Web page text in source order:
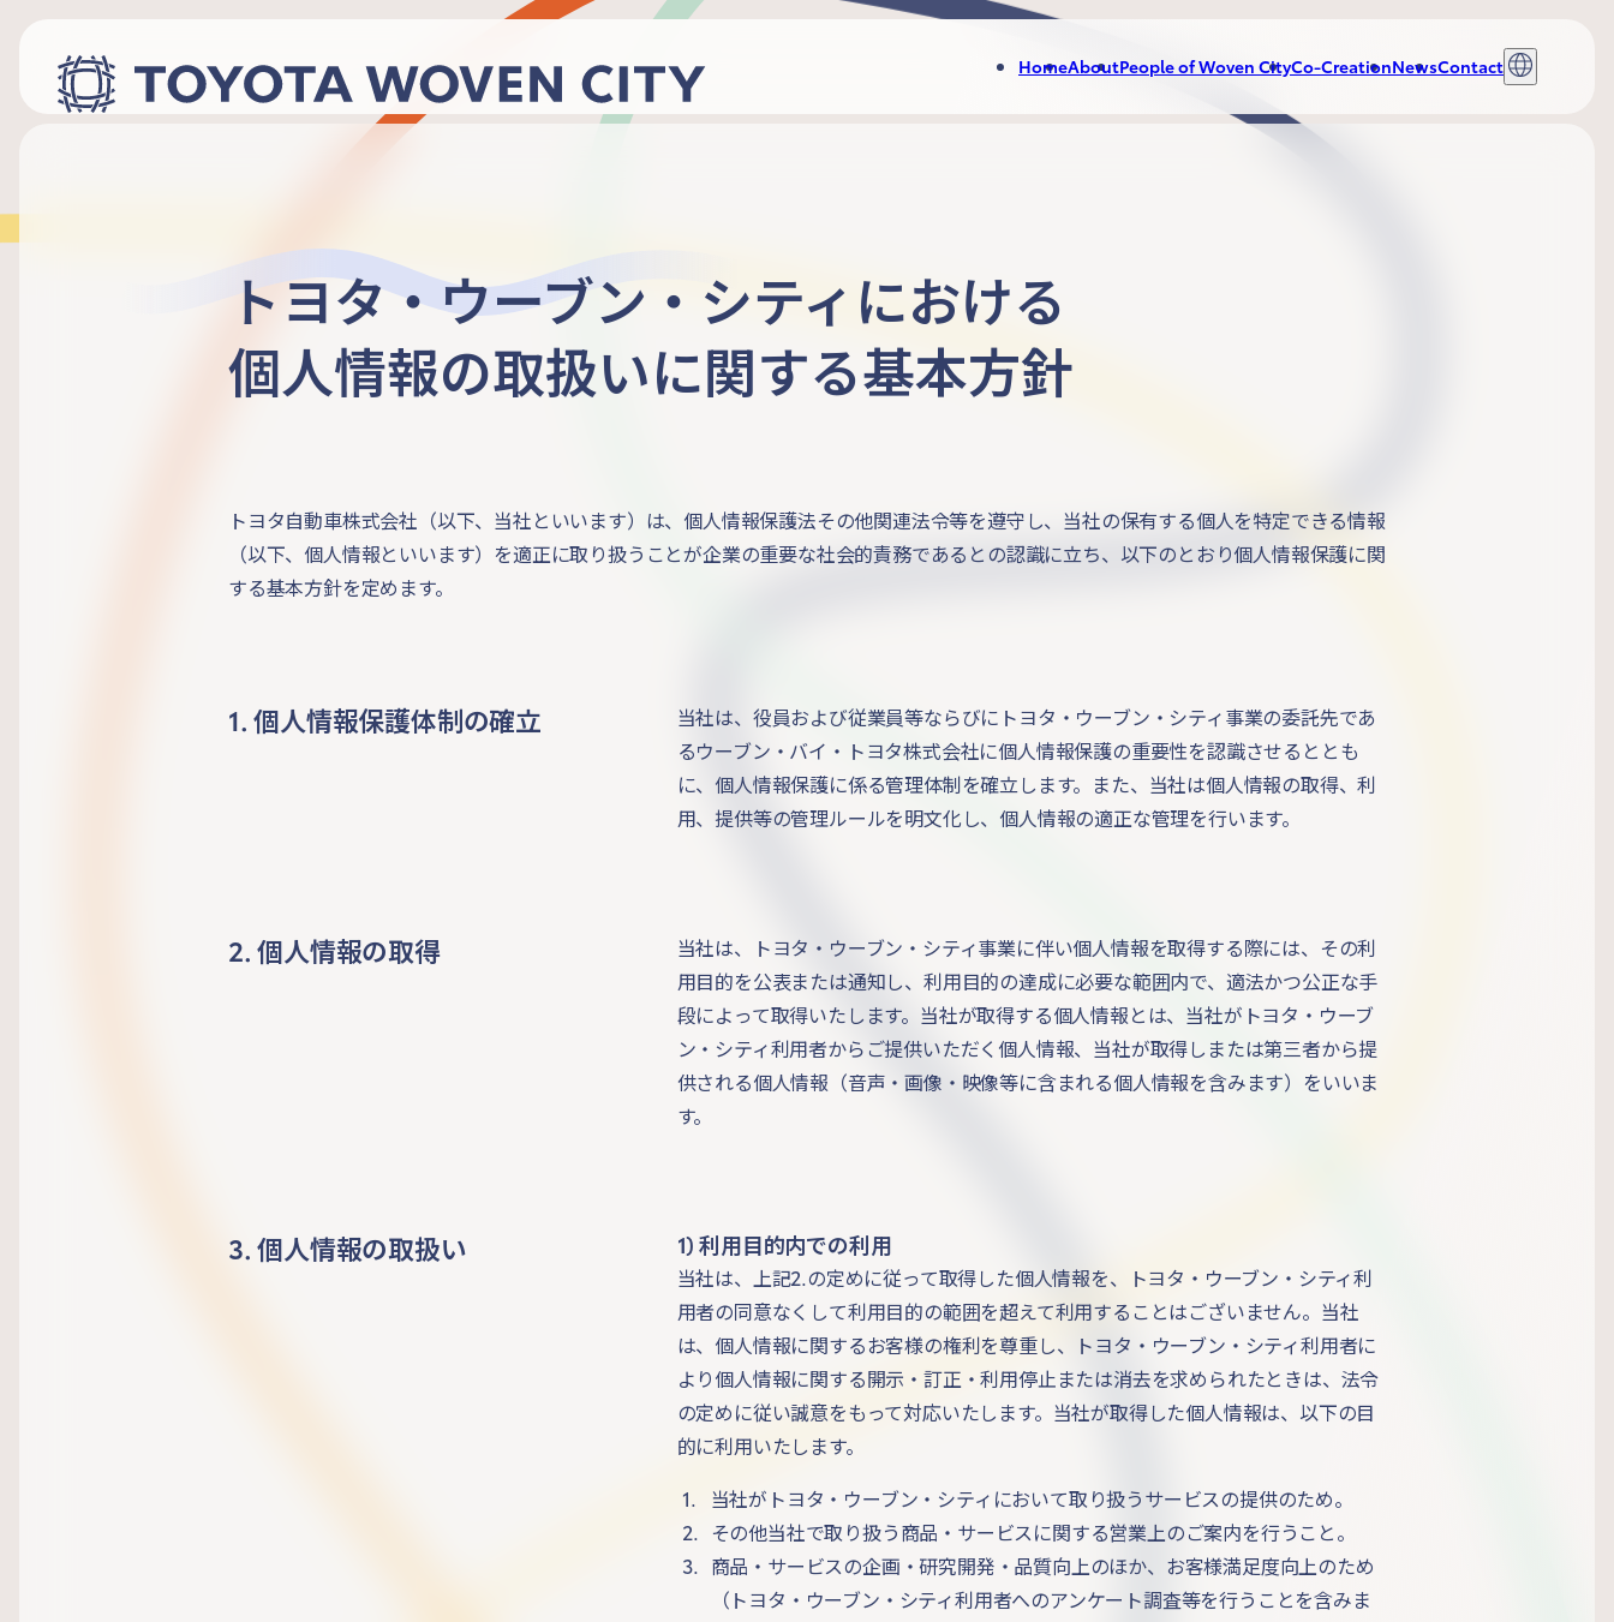
HomeAboutPeople of Woven CityCo-CreationNewsContact
トヨタ・ウーブン・シティにおける
個人情報の取扱いに関する基本方針
トヨタ自動車株式会社（以下、当社といいます）は、個人情報保護法その他関連法令等を遵守し、当社の保有する個人を特定できる情報
（以下、個人情報といいます）を適正に取り扱うことが企業の重要な社会的責務であるとの認識に立ち、以下のとおり個人情報保護に関
する基本方針を定めます。
1. 個人情報保護体制の確立
当社は、役員および従業員等ならびにトヨタ・ウーブン・シティ事業の委託先であ
るウーブン・バイ・トヨタ株式会社に個人情報保護の重要性を認識させるととも
に、個人情報保護に係る管理体制を確立します。また、当社は個人情報の取得、利
用、提供等の管理ルールを明文化し、個人情報の適正な管理を行います。
2. 個人情報の取得
当社は、トヨタ・ウーブン・シティ事業に伴い個人情報を取得する際には、その利
用目的を公表または通知し、利用目的の達成に必要な範囲内で、適法かつ公正な手
段によって取得いたします。当社が取得する個人情報とは、当社がトヨタ・ウーブ
ン・シティ利用者からご提供いただく個人情報、当社が取得しまたは第三者から提
供される個人情報（音声・画像・映像等に含まれる個人情報を含みます）をいいま
す。
3. 個人情報の取扱い 1) 利用目的内での利用
当社は、上記2.の定めに従って取得した個人情報を、トヨタ・ウーブン・シティ利
用者の同意なくして利用目的の範囲を超えて利用することはございません。当社
は、個人情報に関するお客様の権利を尊重し、トヨタ・ウーブン・シティ利用者に
より個人情報に関する開示・訂正・利用停止または消去を求められたときは、法令
の定めに従い誠意をもって対応いたします。当社が取得した個人情報は、以下の目
的に利用いたします。
1.
当社がトヨタ・ウーブン・シティにおいて取り扱うサービスの提供のため。
2.
その他当社で取り扱う商品・サービスに関する営業上のご案内を行うこと。
3.
商品・サービスの企画・研究開発・品質向上のほか、お客様満足度向上のため
（トヨタ・ウーブン・シティ利用者へのアンケート調査等を行うことを含みま